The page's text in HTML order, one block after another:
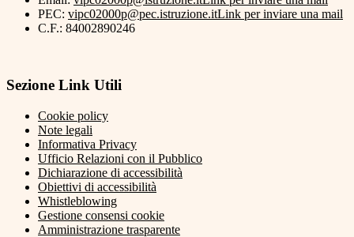
PEC: vipc02000p@pec.istruzione.itLink per inviare una mail
C.F.: 84002890246
Sezione Link Utili
Cookie policy
Note legali
Informativa Privacy
Ufficio Relazioni con il Pubblico
Dichiarazione di accessibilità
Obiettivi di accessibilità
Whistleblowing
Gestione consensi cookie
Amministrazione trasparente